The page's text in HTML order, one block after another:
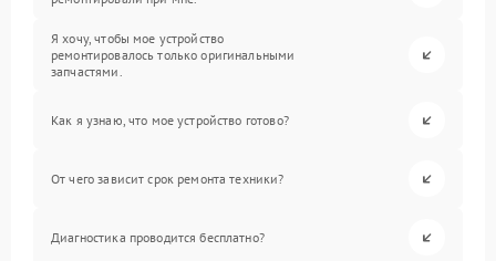
Я хочу, чтобы мое устройство
ремонтировалось только оригинальными
запчастями.
Как я узнаю, что мое устройство готово?
От чего зависит срок ремонта техники?
Диагностика проводится бесплатно?